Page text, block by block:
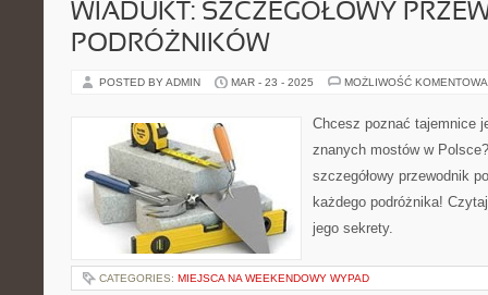
WIADUKT: SZCZEGÓŁOWY
PODRÓŻNIKÓW
POSTED BY ADMIN MAR - 23 - 2025 MOŻLIWOŚĆ
Chcesz poznać tajemnice
znanych mostów w
szczegółowy przewodnik
każdego podróżnika!
jego sekrety.
CATEGORIES: MIEJSCA NA WEEKENDOWY WYPAD